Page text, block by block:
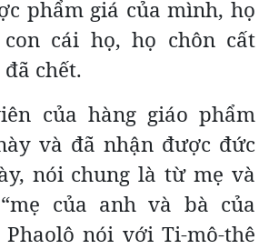
phẩm giá của mình, họ
cái họ, họ chôn cất
chết.
của hàng giáo phẩm
và đã nhận được đức
nói chung là từ mẹ và
của anh và bà của
Phaolô nói với Ti-mô-thê